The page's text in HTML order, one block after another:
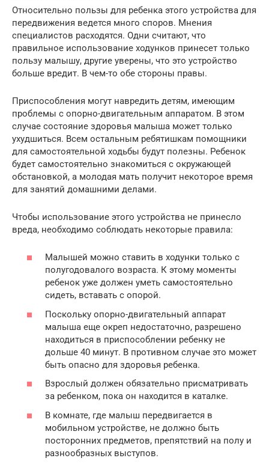
Относительно пользы для ребенка этого устройства для
передвижения ведется много споров. Мнения
специалистов расходятся. Одни считают, что
правильное использование ходунков принесет только
пользу малышу, другие уверены, что это устройство
больше вредит. В чем-то обе стороны правы.
Приспособления могут навредить детям, имеющим
проблемы с опорно-двигательным аппаратом. В этом
случае состояние здоровья малыша может только
ухудшиться. Всем остальным ребятишкам помощники
для самостоятельной ходьбы будут полезны. Ребенок
будет самостоятельно знакомиться с окружающей
обстановкой, а молодая мать получит некоторое время
для занятий домашними делами.
Чтобы использование этого устройства не принесло
вреда, необходимо соблюдать некоторые правила:
Малышей можно ставить в ходунки только с
полугодовалого возраста. К этому моменты
ребенок уже должен уметь самостоятельно
сидеть, вставать с опорой.
Поскольку опорно-двигательный аппарат
малыша еще окреп недостаточно, разрешено
находиться в приспособлении ребенку не
дольше 40 минут. В противном случае это может
быть опасно для здоровья ребенка.
Взрослый должен обязательно присматривать
за ребенком, пока он находится в каталке.
В комнате, где малыш передвигается в
мобильном устройстве, не должно быть
посторонних предметов, препятствий на полу и
разнообразных выступов.